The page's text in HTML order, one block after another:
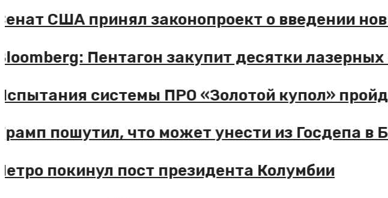
США принял законопроект о введении
Пентагон закупит десятки лазерных
системы ПРО «Золотой купол»
пошутил, что может унести из Госдепа в
покинул пост президента Колумбии